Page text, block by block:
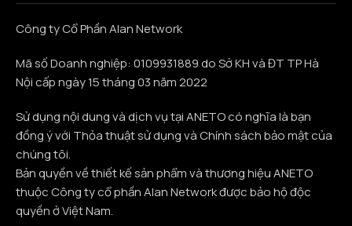
Công ty Cổ Phần Alan Network
Mã số Doanh nghiệp: 0109931889 do Sở KH và ĐT TP Hà
Nội cấp ngày 15 tháng 03 năm 2022
Sử dụng nội dung và dịch vụ tại ANETO có nghĩa là bạn
đồng ý với Thỏa thuật sử dụng và Chính sách bảo mật của
chúng tôi.
Bản quyền về thiết kế sản phẩm và thương hiệu ANETO
thuộc Công ty cổ phần Alan Network được bảo hộ độc
quyền ở Việt Nam.